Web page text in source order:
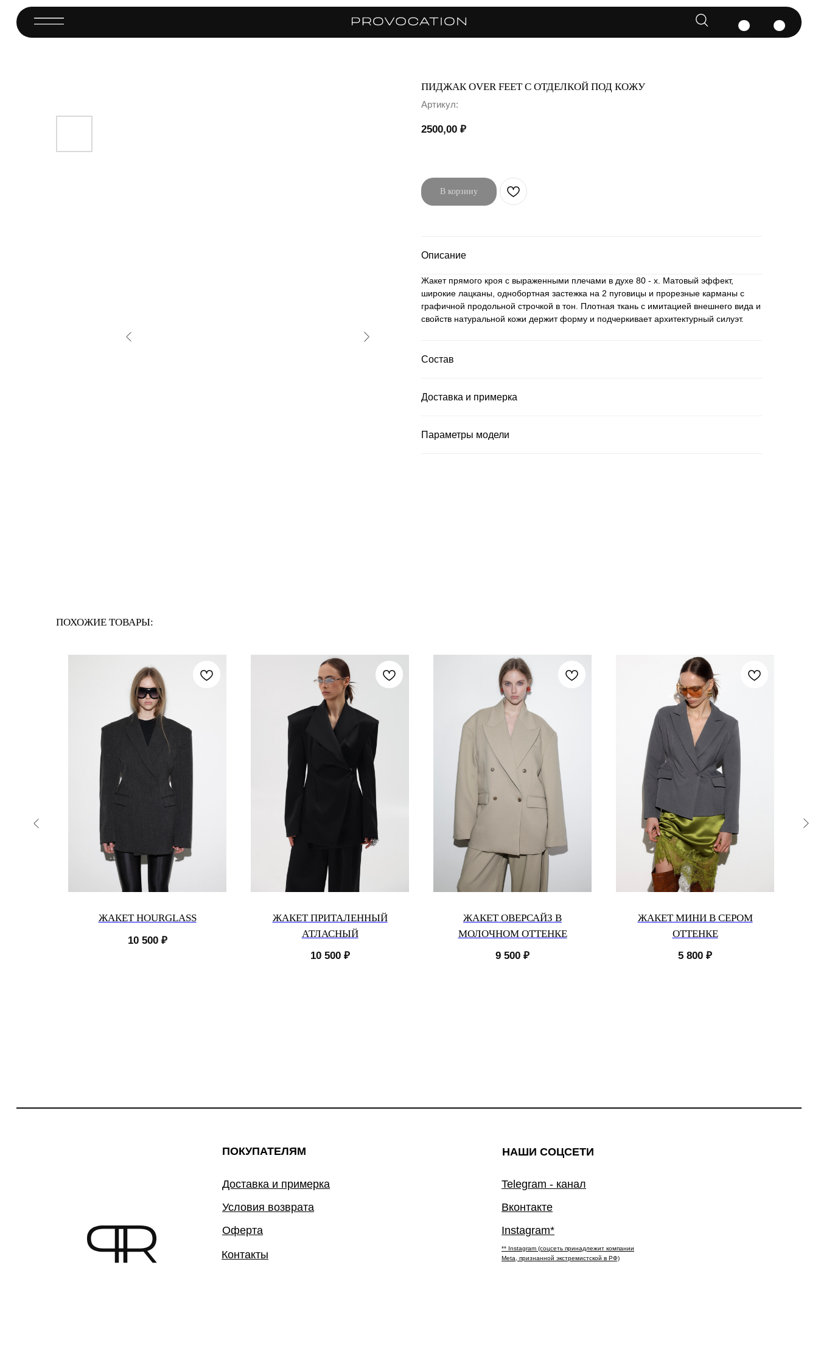
ПИДЖАК OVER FEET С ОТДЕЛКОЙ ПОД КОЖУ
Артикул:
2500,00 ₽
В корзину
Описание
Жакет прямого кроя с выраженными плечами в духе 80 - х. Матовый эффект,
широкие лацканы, однобортная застежка на 2 пуговицы и прорезные карманы с
графичной продольной строчкой в тон. Плотная ткань с имитацией внешнего вида и
свойств натуральной кожи держит форму и подчеркивает архитектурный силуэт.
Состав
Доставка и примерка
Параметры модели
ПОХОЖИЕ ТОВАРЫ:
ЖАКЕТ HOURGLASS
10 500 ₽
ЖАКЕТ ПРИТАЛЕННЫЙ
АТЛАСНЫЙ
10 500 ₽
ЖАКЕТ ОВЕРСАЙЗ В
МОЛОЧНОМ ОТТЕНКЕ
9 500 ₽
ЖАКЕТ МИНИ В СЕРОМ
ОТТЕНКЕ
5 800 ₽
ПОКУПАТЕЛЯМ НАШИ СОЦСЕТИ
Telegram - канал
Вконтакте
Instagram*
** Instagram (соцсеть принадлежит компании
Meta, признанной экстремистской в РФ)
Доставка и примерка
Условия возврата
Оферта
Контакты